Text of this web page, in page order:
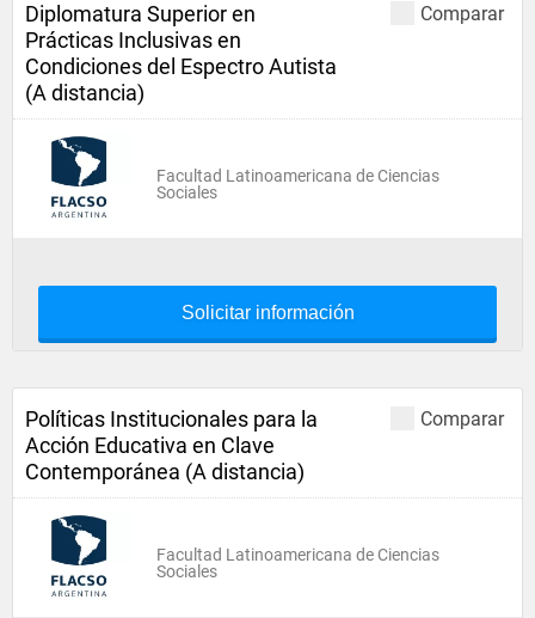
Comparar
Diplomatura Superior en
Prácticas Inclusivas en
Condiciones del Espectro Autista
(A distancia)
Facultad Latinoamericana de Ciencias
Sociales
Solicitar información
Comparar
Políticas Institucionales para la
Acción Educativa en Clave
Contemporánea (A distancia)
Facultad Latinoamericana de Ciencias
Sociales